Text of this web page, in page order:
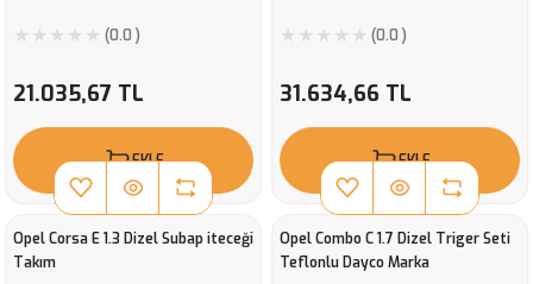
(0.0 )
21.035,67 TL
EKLE
(0.0 )
31.634,66 TL
EKLE
Opel Corsa E 1.3 Dizel Subap iteceği
Takım
Opel Combo C 1.7 Dizel Triger Seti
Teflonlu Dayco Marka